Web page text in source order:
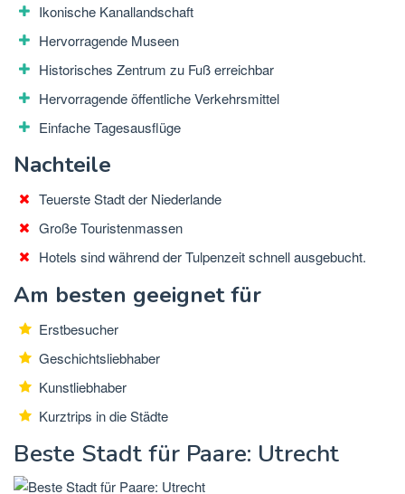
Ikonische Kanallandschaft
Hervorragende Museen
Historisches Zentrum zu Fuß erreichbar
Hervorragende öffentliche Verkehrsmittel
Einfache Tagesausflüge
Nachteile
Teuerste Stadt der Niederlande
Große Touristenmassen
Hotels sind während der Tulpenzeit schnell ausgebucht.
Am besten geeignet für
Erstbesucher
Geschichtsliebhaber
Kunstliebhaber
Kurztrips in die Städte
Beste Stadt für Paare: Utrecht